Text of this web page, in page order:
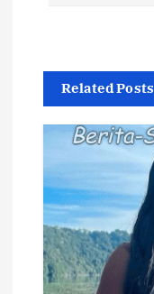
p
o
s
Related Posts